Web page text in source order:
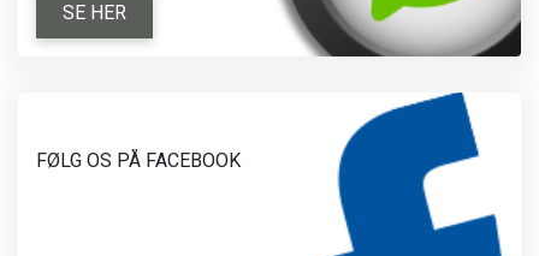
SE HER
FØLG OS PÅ FACEBOOK